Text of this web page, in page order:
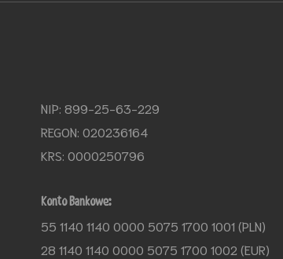
NIP: 899-25-63-229
REGON: 020236164
KRS: 0000250796
Konto Bankowe:
55 1140 1140 0000 5075 1700 1001 (PLN)
28 1140 1140 0000 5075 1700 1002 (EUR)